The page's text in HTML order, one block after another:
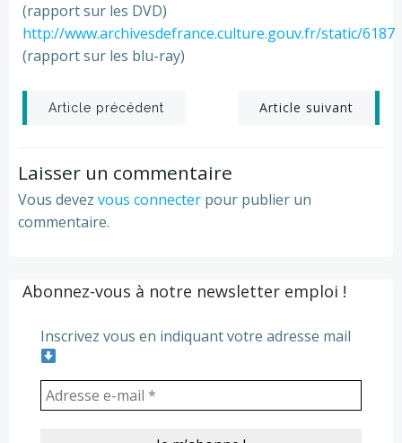
(rapport sur les DVD)
http://www.archivesdefrance.culture.gouv.fr/static/6187
(rapport sur les blu-ray)
Post
navigation
Article précédent
Post
navigation
Article suivant
Laisser un commentaire
Vous devez vous connecter pour publier un
commentaire.
Abonnez-vous à notre newsletter emploi !
Inscrivez vous en indiquant votre adresse mail